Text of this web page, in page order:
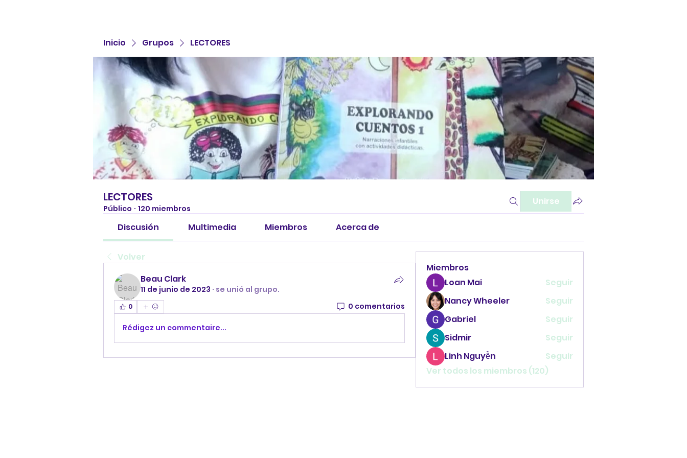
Inicio Grupos LECTORES
LECTORES
Público · 120 miembros
Unirse
Discusión Multimedia Miembros Acerca de
Volver
Beau Clark
11 de junio de 2023 · se unió al grupo.
0 0 comentarios
Rédigez un commentaire...
Miembros
Loan Mai
Seguir
Nancy Wheeler
Seguir
Gabriel
Seguir
Sidmir
Seguir
Linh Nguyễn
Seguir
Ver todos los miembros (120)